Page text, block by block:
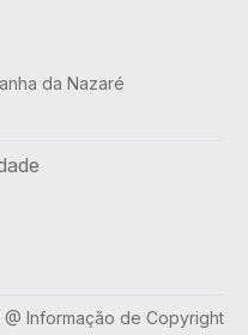
da Nazaré
@ Informação de Copyright